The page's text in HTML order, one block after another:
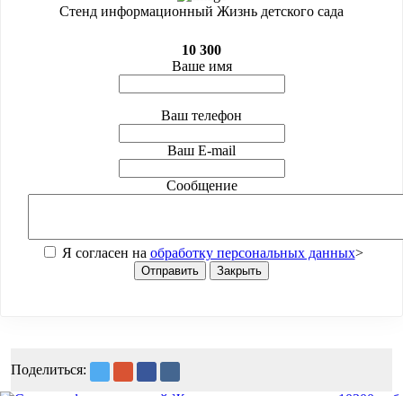
Стенд информационный Жизнь детского сада
10 300
Ваше имя
Ваш телефон
Ваш E-mail
Сообщение
Я согласен на обработку персональных данных>
Отправить Закрыть
Поделиться: